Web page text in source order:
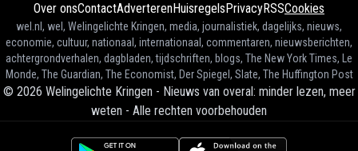
Over onsContactAdverterenHuisregels PrivacyRSSCookies
wel.nl, wel, Welingelichte Kringen, media, journalistiek, dagelijks, nieuws,
economie, cultuur, nationaal, internationaal, commentaren, nieuwsberichten,
achtergrondverhalen, dagbladen, tijdschriften, blogs, The New York Times, Le
Monde, The Guardian, The Economist, Der Spiegel, Slate, The Huffington Post
© 2026 Welingelichte Kringen - Nieuws van overal: minder lezen, meer
weten - Alle rechten voorbehouden